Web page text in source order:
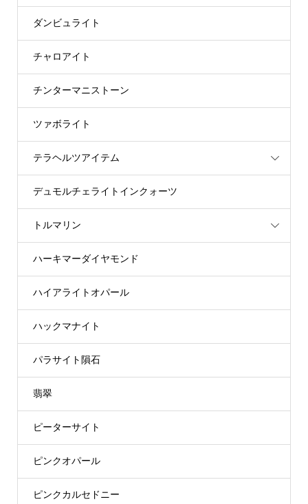
ダンビュライト
チャロアイト
チンターマニストーン
ツァボライト
テラヘルツアイテム
デュモルチェライトインクォーツ
トルマリン
ハーキマーダイヤモンド
ハイアライトオパール
ハックマナイト
パラサイト隕石
翡翠
ピーターサイト
ピンクオパール
ピンクカルセドニー